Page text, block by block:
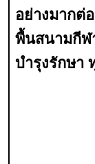
อย่างมากต่
พื้นสนามกีฬ
บำรุงรักษา